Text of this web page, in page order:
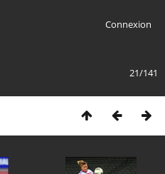
Connexion
21/141